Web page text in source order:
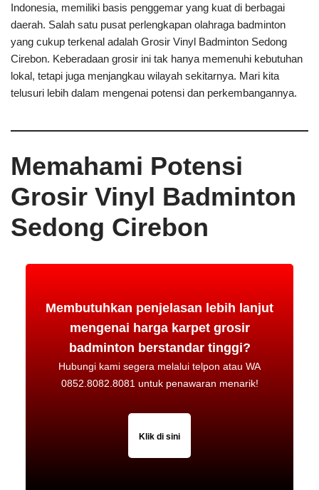
Indonesia, memiliki basis penggemar yang kuat di berbagai
daerah. Salah satu pusat perlengkapan olahraga badminton
yang cukup terkenal adalah Grosir Vinyl Badminton Sedong
Cirebon. Keberadaan grosir ini tak hanya memenuhi kebutuhan
lokal, tetapi juga menjangkau wilayah sekitarnya. Mari kita
telusuri lebih dalam mengenai potensi dan perkembangannya.
Memahami Potensi
Grosir Vinyl Badminton
Sedong Cirebon
Membutuhkan penjelasan lebih lanjut
mengenai harga karpet grosir
badminton berstandar tinggi?
Hubungi kami segera melalui telpon atau WA
0852.8082.8081 untuk penawaran menarik!
Klik di sini